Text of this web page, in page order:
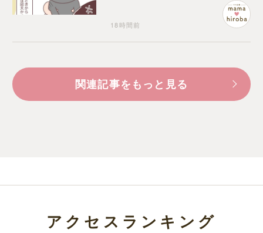
18時間前
関連記事をもっと見る
アクセスランキング